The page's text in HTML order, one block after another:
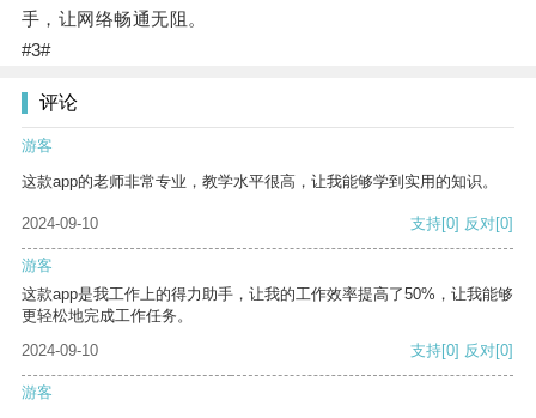
手，让网络畅通无阻。
#3#
评论
游客
这款app的老师非常专业，教学水平很高，让我能够学到实用的知识。
2024-09-10 支持[0] 反对[0]
游客
这款app是我工作上的得力助手，让我的工作效率提高了50%，让我能够
更轻松地完成工作任务。
2024-09-10
支持[0] 反对[0]
游客